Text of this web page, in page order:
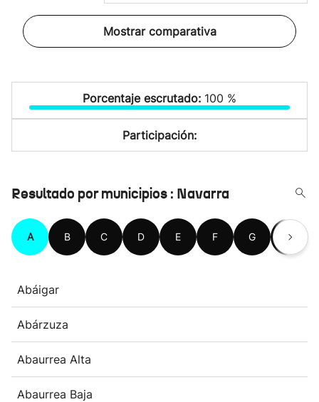
Mostrar comparativa
Porcentaje escrutado: 100 %
Participación:
Resultado por municipios : Navarra
A B C D E F G H
Abáigar
Abárzuza
Abaurrea Alta
Abaurrea Baja